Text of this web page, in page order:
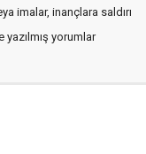
imalar, inançlara saldırı
yorumlar